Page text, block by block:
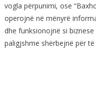
vogla përpunimi, ose
operojnë në mënyrë
dhe funksionojnë si
paligjshme shërbejnë për